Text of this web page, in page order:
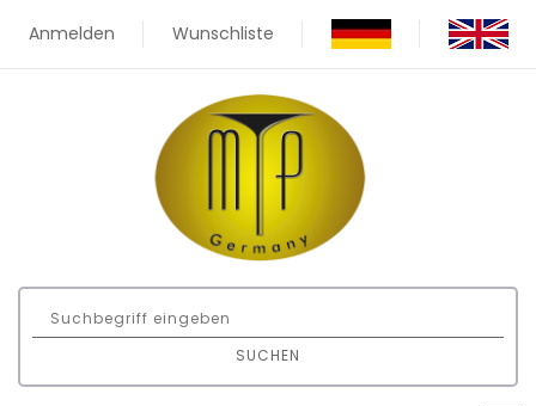
Anmelden Wunschliste
SUCHEN